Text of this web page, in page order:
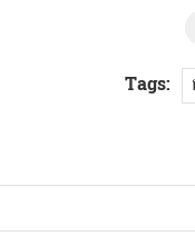
Tags: